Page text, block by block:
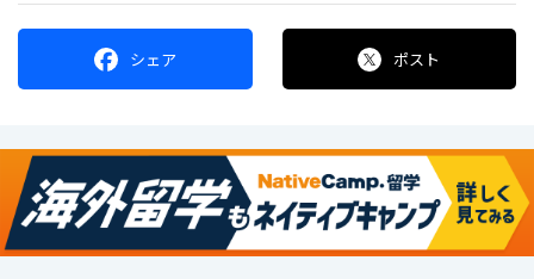
シェア ポスト